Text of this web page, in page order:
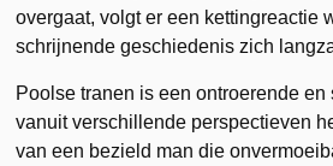
overgaat, volgt er een kettingreactie
schrijnende geschiedenis zich
Poolse tranen is een ontroerende
vanuit verschillende perspectieven
van een bezield man die